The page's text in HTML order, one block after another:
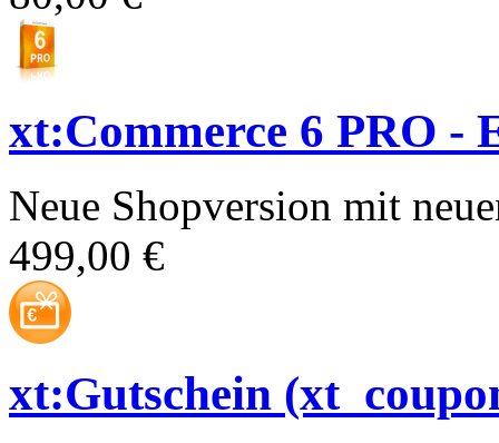
xt:Commerce 6 PRO -
Neue Shopversion mit
499,00 €
xt:Gutschein